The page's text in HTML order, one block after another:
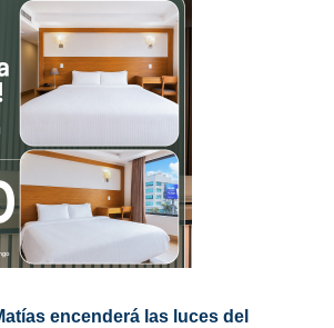
encenderá las luces del